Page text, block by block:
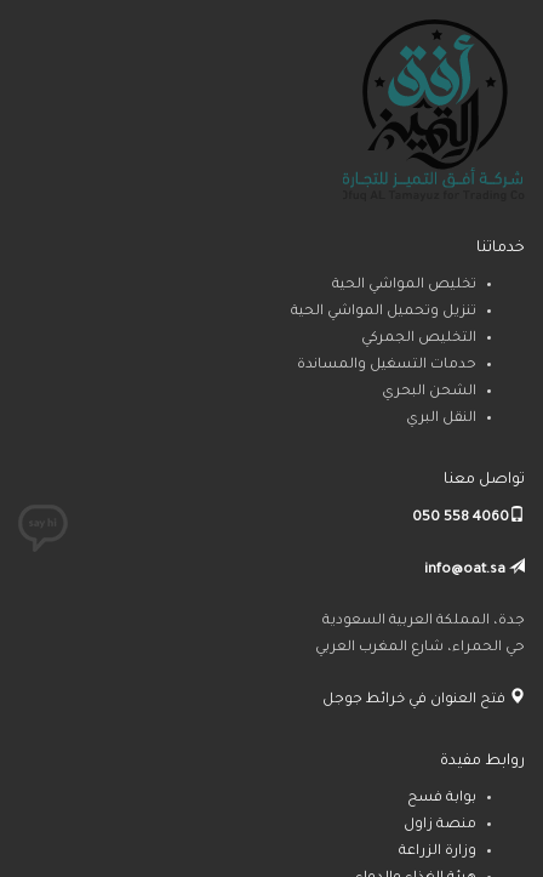
خدماتنا
تخليص المواشي الحية
تنزيل وتحميل المواشي الحية
التخليص الجمركي
حدمات التسغيل والمساندة
الشحن البحري
النقل البري
تواصل معنا
050 558 4060
info@oat.sa
جدة، المملكة العربية السعودية
حي الحمراء، شارع المغرب العربي
فتح العنوان في خرائط جوجل
روابط مفيدة
بوابة فسح
منصة زاول
وزارة الزراعة